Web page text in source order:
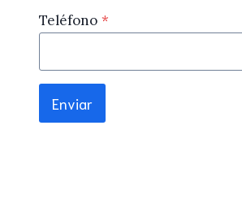
Teléfono *
Enviar